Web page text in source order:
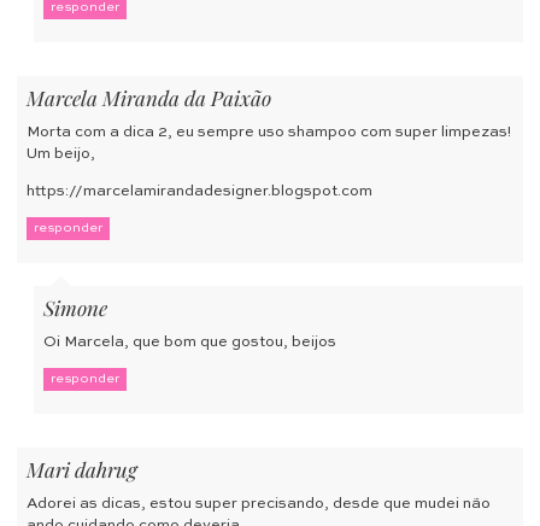
responder
Marcela Miranda da Paixão
Morta com a dica 2, eu sempre uso shampoo com super limpezas!
Um beijo,
https://marcelamirandadesigner.blogspot.com
responder
Simone
Oi Marcela, que bom que gostou, beijos
responder
Mari dahrug
Adorei as dicas, estou super precisando, desde que mudei não